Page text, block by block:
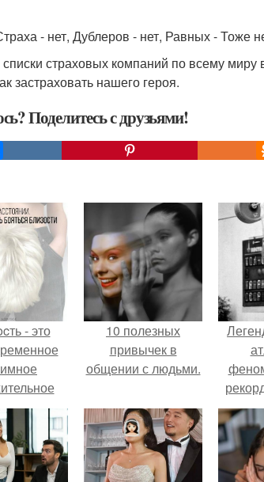
- нет, Дублеров - нет, Равных - Тоже
страховых компаний по всему
застраховать нашего героя.
Поделитесь с друзьями!
- это
10 полезных
привычек в
общении с людьми.